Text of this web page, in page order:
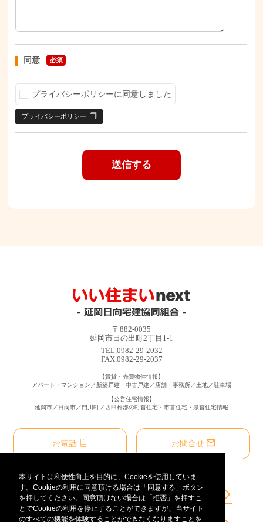
本サイトは利便性向上を目的に、Cookieを使用していま
す。Cookieの利用に同意頂ける場合は「同意する」ボタン
を押してください。同意頂けない場合は「拒否」を押すこ
とでCookieの利用を停止することができますが、当サイト
のすべての機能を体験することができなくなりますことを
同意 必須
プライバシーポリシーに同意しました
プライバシーポリシー
〒882-0035
延岡市日の出町2丁目1-1
TEL.0982-29-2032
FAX.0982-29-2037
【賃貸・売買物件情報】
アパート・マンション／新築戸建・中古戸建／店舗・事務所／土地／駐車場
【公営住宅情報】
延岡市／日向市／門川町／西臼杵郡の町営住宅・市営住宅・県営住宅情報
お電話 お問合せ